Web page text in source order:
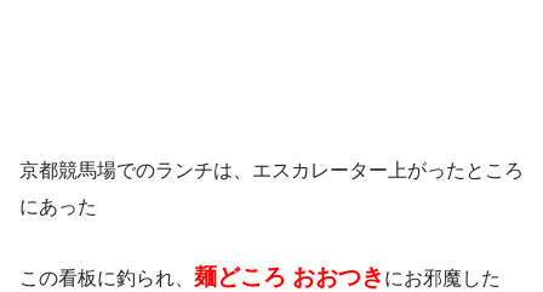
京都競馬場でのランチは、エスカレーター上がったところ
にあった
この看板に釣られ、 麺どころ おおつき にお邪魔した